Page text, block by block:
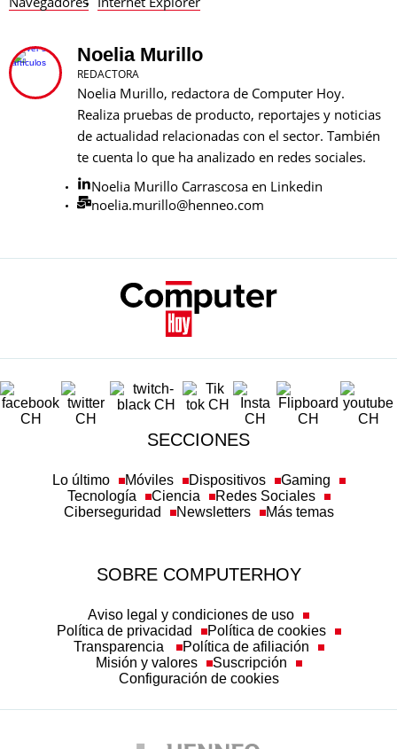
Noelia Murillo
REDACTORA
Noelia Murillo, redactora de Computer Hoy.
Realiza pruebas de producto, reportajes y noticias
de actualidad relacionadas con el sector. También
te cuenta lo que ha analizado en redes sociales.
Noelia Murillo Carrascosa en Linkedin
noelia.murillo@henneo.com
SECCIONES
Móviles Dispositivos
Aviso legal y condiciones de uso
Misión y valores
Suscripción
Configuración de cookies